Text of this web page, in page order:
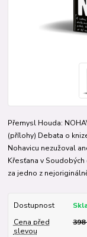
Přemysl Houda:
(přílohy) Debata o
Nohavicu nezužoval
Křesťana v
za jedno z
Dostupnost
Cena před
slevou
398